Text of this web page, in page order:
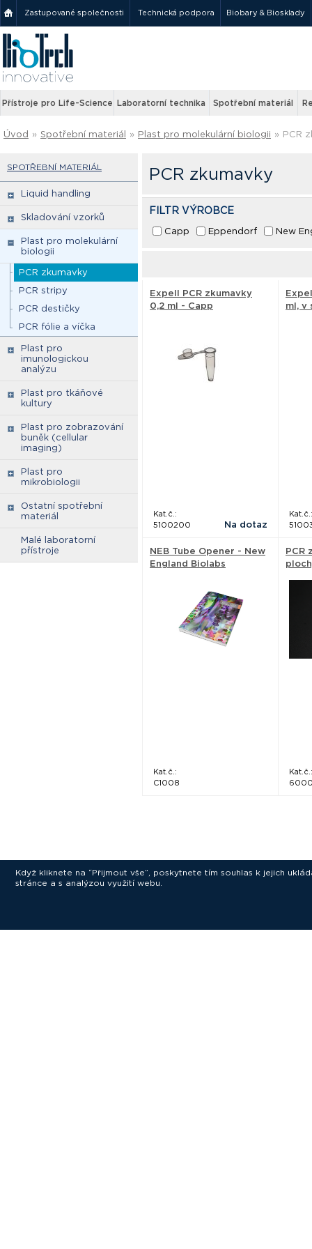
Zastupované společnosti Technická podpora Biobary & Biosklady
Přístroje pro Life-Science Laboratorní technika Spotřební materiál
Úvod » Spotřební materiál » Plast pro molekulární biologii » PCR
SPOTŘEBNÍ MATERIÁL
Liquid handling
Skladování vzorků
Plast pro molekulární
biologii
PCR zkumavky
PCR stripy
PCR destičky
PCR fólie a víčka
Plast pro
imunologickou
analýzu
Plast pro tkáňové
kultury
Plast pro zobrazování
buněk (cellular
imaging)
Plast pro
mikrobiologii
Ostatní spotřební
materiál
Malé laboratorní
přístroje
PCR zkumavky
FILTR VÝROBCE
Capp Eppendorf New
Expell PCR zkumavky
0,2 ml - Capp
Kat.č.:
5100200
Na dotaz
ml, v
Kat.č.:
NEB Tube Opener - New
England Biolabs
Kat.č.:
C1008
PCR
Kat.č.:
Když kliknete na “Přijmout vše”, poskytnete tím souhlas k jejich
stránce a s analýzou využití webu.